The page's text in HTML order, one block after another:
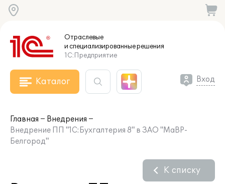
Отраслевые
и специализированныерешения
1С:Предприятие
Каталог Вход
Главная
Внедрения
Внедрение ПП "1С:Бухгалтерия 8" в ЗАО "МаВР-
Белгород"
К списку